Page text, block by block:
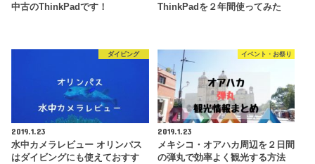
中古のThinkPadです！
ThinkPadを２年間使ってみた
ダイビング
2019.1.23
水中カメラレビュー オリンパス
はダイビングにも使えておすす
イベント・お祭り
2019.1.23
メキシコ・オアハカ周辺を２日間
の弾丸で効率よく観光する方法